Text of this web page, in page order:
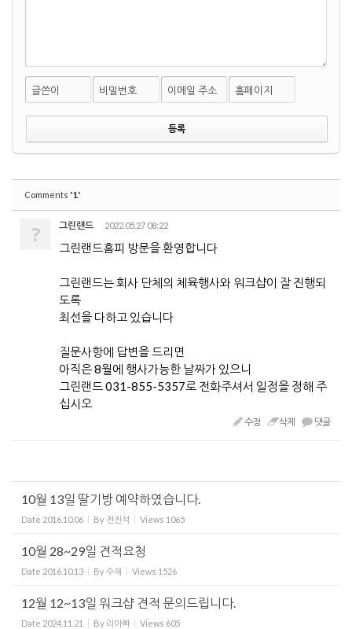
글쓴이 비밀번호 이메일 주소 홈페이지
Comments '1'
? 그린랜드 2022.05.27 08:22
그린랜드홈피 방문을 환영합니다
그린랜드는 회사 단체의 체육행사와 워크샵이 잘 진행되
도록
최선을 다하고 있습니다
질문사항에 답변을 드리면
아직은 8월에 행사가능한 날짜가 있으니
그린랜드 031-855-5357로 전화주셔서 일정을 정해 주
십시오
수정 삭제 댓글
10월 13일 딸기방 예약하였습니다.
Date 2016.10.06 By 전진석 Views 1065
10월 28~29일 견적요청
Date 2016.10.13 By수재 Views 1526
12월 12~13일 워크샵 견적 문의드립니다.
Date 2024.11.21 By 리아빠 Views 605